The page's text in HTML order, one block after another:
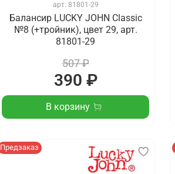
арт. 81801-29
Балансир LUCKY JOHN Classic
№8 (+тройник), цвет 29, арт.
81801-29
507 ₽
390 ₽
В корзину
Предзаказ